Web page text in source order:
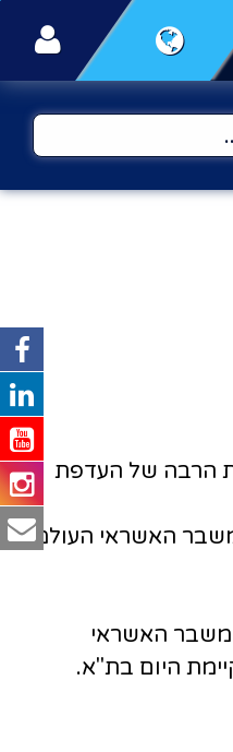
הרבה של העדפת
משבר האשראי העולמי
משבר האשראי
היום בת"א.